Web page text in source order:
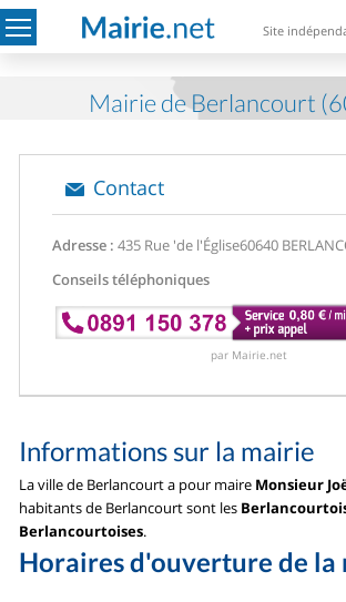
Site
Mairie de Berlancourt
Contact
Adresse : 435 Rue 'de l'Église60640
Conseils téléphoniques
par Mairie.net
Informations sur la mairie
La ville de Berlancourt a pour maire Monsieur
habitants de Berlancourt sont les
Berlancourtoises.
Horaires d'ouverture de la